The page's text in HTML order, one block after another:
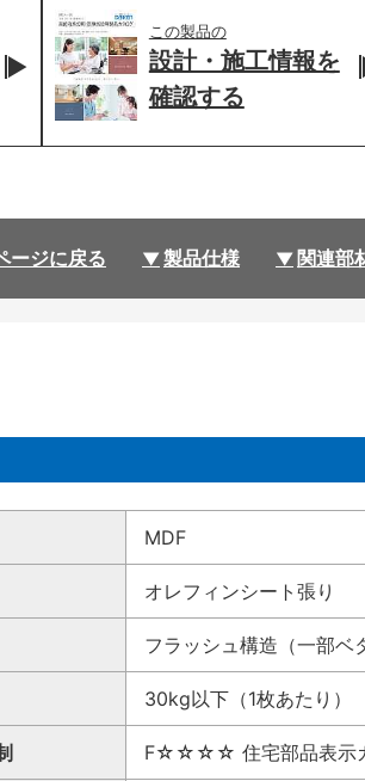
この製品の
設計・施工情報を
確認する
ージに戻る 製品仕様 関連部
MDF
オレフィンシート張り
フラッシュ構造（一部ベ
30kg以下（1枚あたり）
F☆☆☆☆ 住宅部品表示